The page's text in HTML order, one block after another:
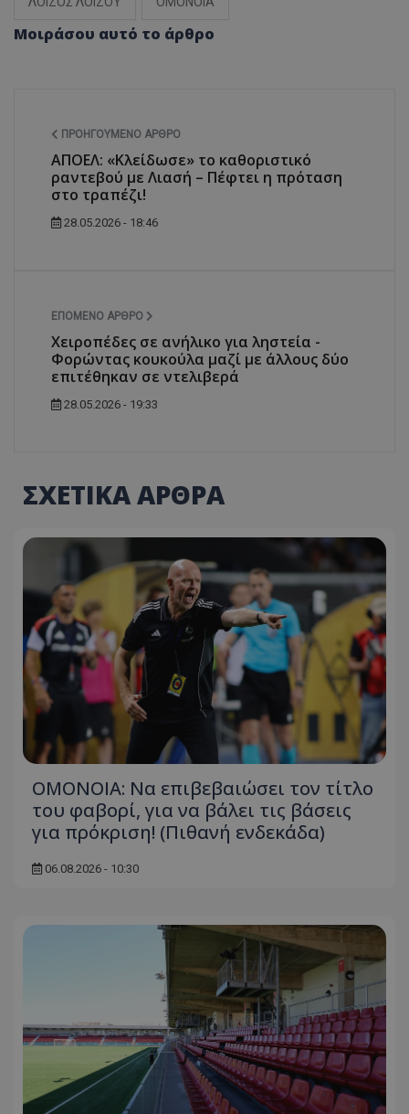
Μοιράσου αυτό το άρθρο
ΠΡΟΗΓΟΎΜΕΝΟ ΆΡΘΡΟ
ΑΠΟΕΛ: «Κλείδωσε» το καθοριστικό
ραντεβού με Λιασή – Πέφτει η πρόταση
στο τραπέζι!
28.05.2026 - 18:46
ΕΠΌΜΕΝΟ ΆΡΘΡΟ
Χειροπέδες σε ανήλικο για ληστεία -
Φορώντας κουκούλα μαζί με άλλους δύο
επιτέθηκαν σε ντελιβερά
28.05.2026 - 19:33
ΣΧΕΤΙΚΑ ΑΡΘΡΑ
ΟΜΟΝΟΙΑ: Να επιβεβαιώσει τον τίτλο
του φαβορί, για να βάλει τις βάσεις
για πρόκριση! (Πιθανή ενδεκάδα)
06.08.2026 - 10:30